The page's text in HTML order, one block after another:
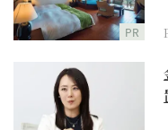
PR